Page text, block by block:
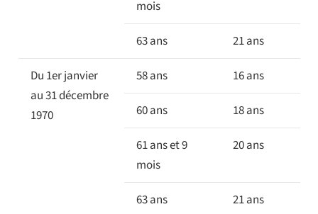
mois
63 ans 21 ans
Du 1er janvier
au 31 décembre
1970
58 ans 16 ans
60 ans 18 ans
61 ans et 9
mois
20 ans
63 ans 21 ans